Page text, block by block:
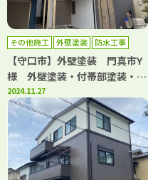
その他施工 外壁塗装 防水工事
【守口市】外壁塗装 門真市Y
様 外壁塗装・付帯部塗装・シ
ーリング工事・防水工事・屋根
カバー工法 アビリティペイン
ト
2024.11.27